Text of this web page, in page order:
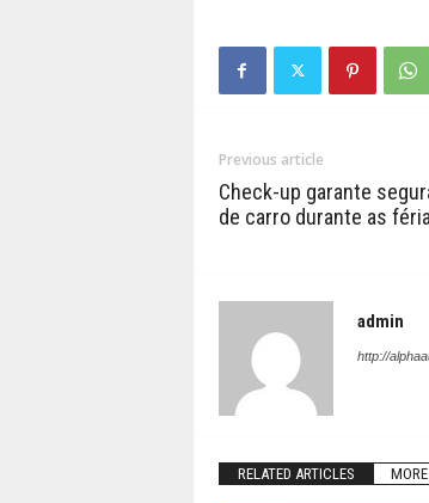
Previous article
Check-up garante
de carro durante as
admin
http://
RELATED ARTICLES